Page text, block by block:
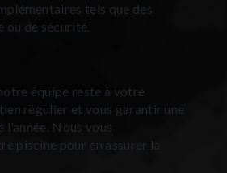
tels que des
ou de sécurité.
équipe reste à votre
régulier et vous garantir une
Nous vous
piscine pour en assurer la